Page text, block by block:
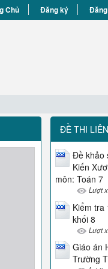
Chủ Đăng ký
ĐỀ THI
Đề khảo
Kiến
môn: Toán 7
Lượt
Kiểm tra
khối 8
Lượt
Giáo án
Trường